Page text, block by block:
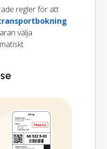
regler för att
välja